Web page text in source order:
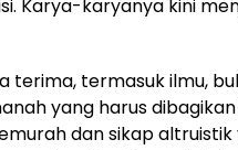
Karya-karyanya kini
terima, termasuk ilmu,
yang harus
dan sikap altruistik